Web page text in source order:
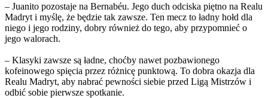
– Juanito pozostaje na Bernabéu. Jego duch odciska piętno na Realu
Madryt i myślę, że będzie tak zawsze. Ten mecz to ładny hołd dla
niego i jego rodziny, dobry również do tego, aby przypomnieć o
jego walorach.
– Klasyki zawsze są ładne, choćby nawet pozbawionego
kofeinowego spięcia przez różnicę punktową. To dobra okazja dla
Realu Madryt, aby nabrać pewności siebie przed Ligą Mistrzów i
odbić sobie pierwsze spotkanie.